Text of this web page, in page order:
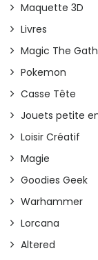
Maquette 3D
Livres
Magic The
Pokemon
Casse Tête
Jouets petite
Loisir Créatif
Magie
Goodies Geek
Warhammer
Lorcana
Altered